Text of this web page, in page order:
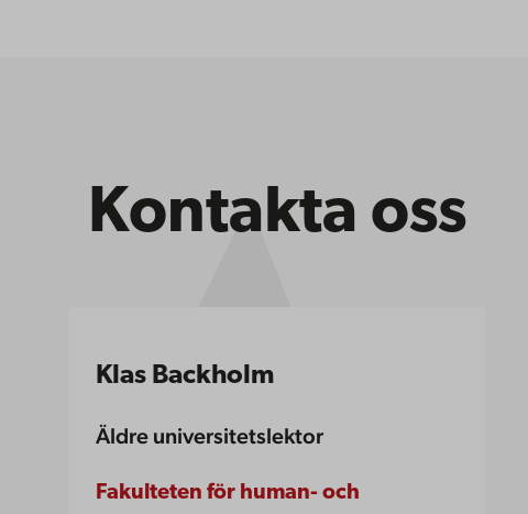
Kontakta oss
Klas Backholm
Äldre universitetslektor
Fakulteten för human- och